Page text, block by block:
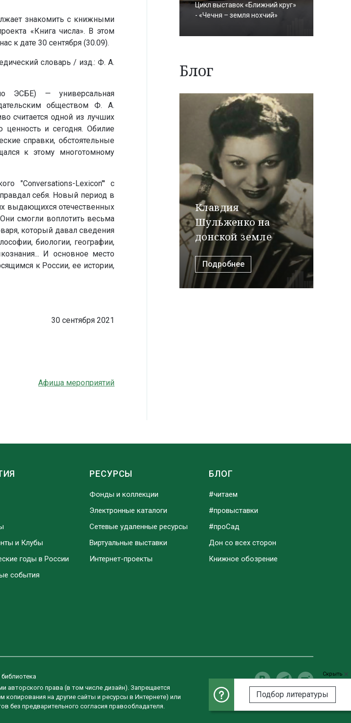
знакомить с книжными
«Книга числа». В этом
к дате 30 сентября (30.09).
словарь / изд.: Ф. А.
ЭСБЕ) — универсальная
обществом Ф. А.
считается одной из лучших
ценность и сегодня. Обилие
справки, обстоятельные
к этому многотомному
"Conversations-Lexicon"' с
себя. Новый период в
выдающихся отечественных
смогли воплотить весьма
который давал сведения
биологии, географии,
И основное место
к России, ее истории,
30 сентября 2021
Афиша мероприятий
Цикл выставок «Ближний круг»
- «Чечня – земля нохчий»
Блог
Клавдия
Шульженко на
донской земле
Подробнее
Скрыть
Подбор литературы
и Клубы
годы в России
события
РЕСУРСЫ
Фонды и коллекции
Электронные каталоги
Сетевые удаленные ресурсы
Виртуальные выставки
Интернет-проекты
БЛОГ
#читаем
#провыставки
#проСад
Дон со всех сторон
Книжное обозрение
авторского права (в том числе дизайн). Запрещается
копирования на другие сайты и ресурсы в Интернете) или
без предварительного согласия правообладателя.
Разработка сайта